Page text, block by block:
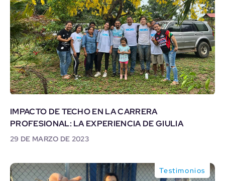
IMPACTO DE TECHO EN LA CARRERA
PROFESIONAL: LA EXPERIENCIA DE GIULIA
29 DE MARZO DE 2023
Testimonios